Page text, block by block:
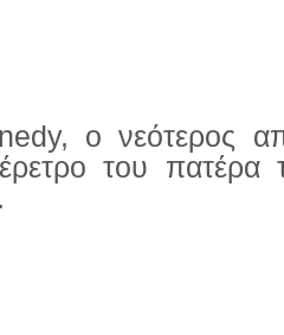
ο νεότερος
του πατέρα